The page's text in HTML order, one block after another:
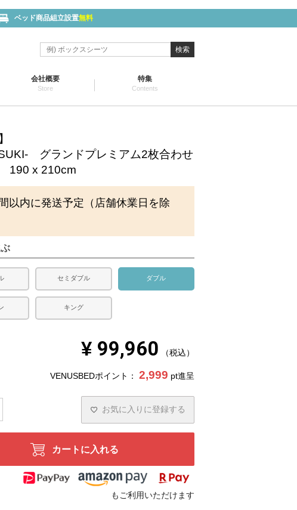
ベッド商品組立設置無料
検索
会社概要
Store
特集
Contents
グランドプレミアム2枚合わせ
190 x 210cm
以内に発送予定（店舗休業日を除
セミダブル ダブル
キング
¥ 99,960 税込
VENUSBEDポイント： 2,999 pt進呈
お気に入りに登録する
カートに入れる
もご利用いただけます